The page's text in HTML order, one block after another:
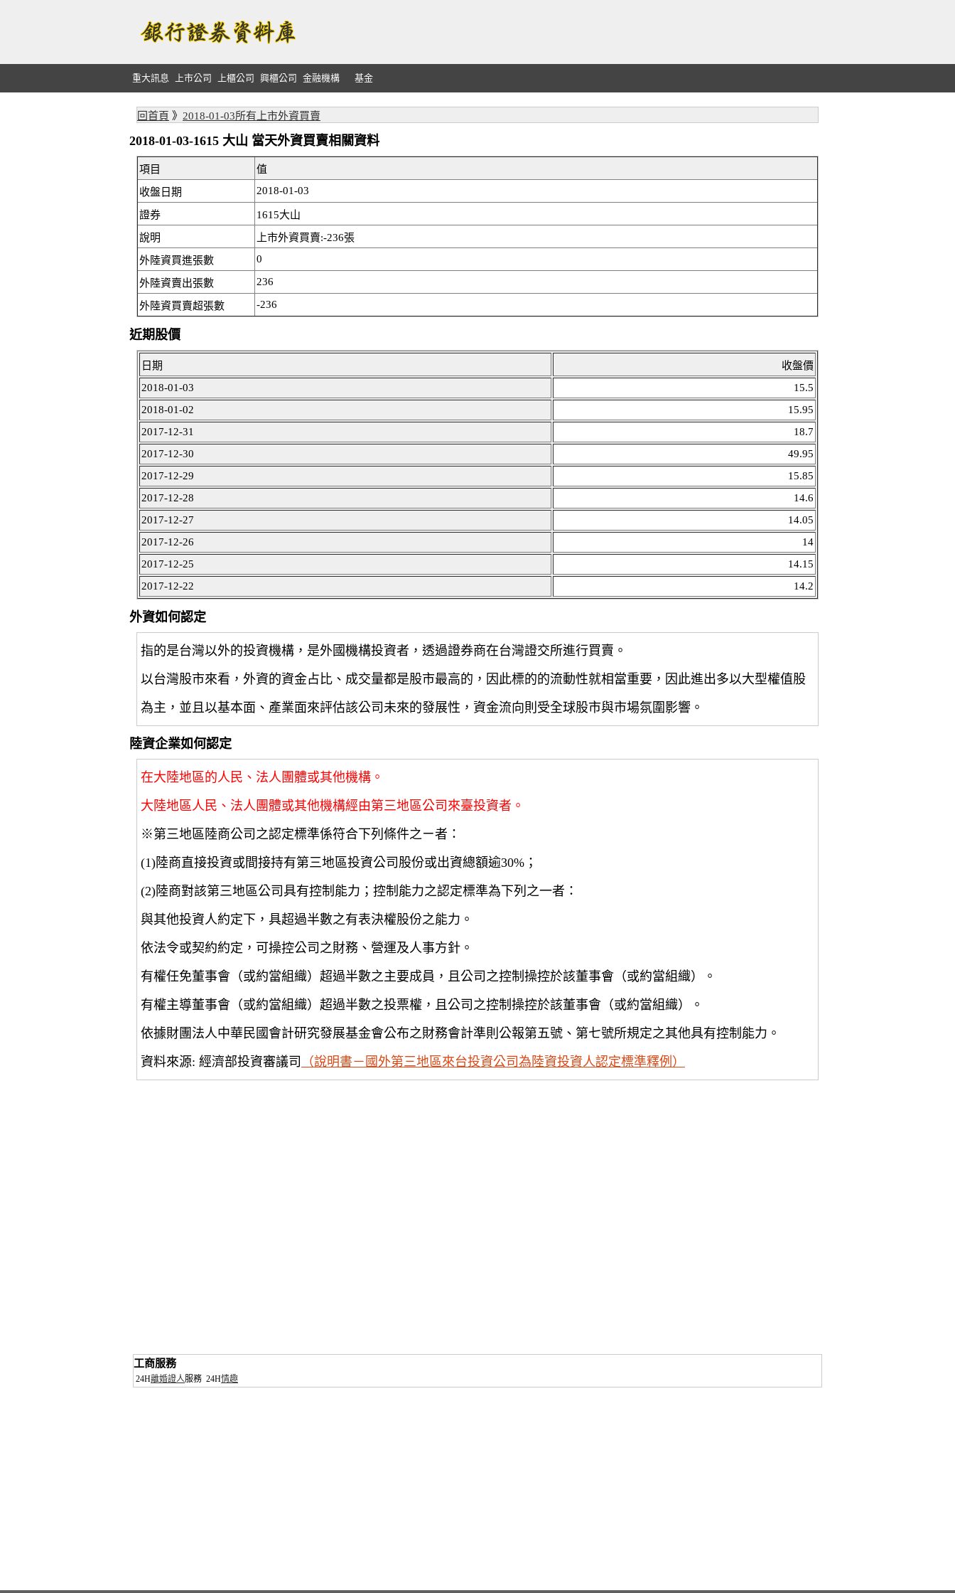
重大訊息 上市公司 上櫃公司 興櫃公司 金融機構 基金
回首頁 》 2018-01-03所有上市外資買賣
2018-01-03-1615 大山 當天外資買賣相關資料
項目
值
收盤日期
2018-01-03
證券
1615大山
說明
上市外資買賣:-236張
外陸資買進張數
0
外陸資賣出張數 236
外陸資買賣超張數 -236
近期股價
日期
收盤價
2018-01-03
15.5
2018-01-02
15.95
2017-12-31
18.7
2017-12-30
49.95
2017-12-29
15.85
2017-12-28
14.6
2017-12-27
14.05
2017-12-26
14
2017-12-25
14.15
2017-12-22
14.2
外資如何認定
指的是台灣以外的投資機構，是外國機構投資者，透過證券商在台灣證交所進行買賣。
以台灣股市來看，外資的資金占比、成交量都是股市最高的，因此標的的流動性就相當重要，因此進出多以大型權值股
為主，並且以基本面、產業面來評估該公司未來的發展性，資金流向則受全球股市與市場氛圍影響。
陸資企業如何認定
在大陸地區的人民、法人團體或其他機構。
大陸地區人民、法人團體或其他機構經由第三地區公司來臺投資者。
※第三地區陸商公司之認定標準係符合下列條件之ㄧ者：
(1)陸商直接投資或間接持有第三地區投資公司股份或出資總額逾30%；
(2)陸商對該第三地區公司具有控制能力；控制能力之認定標準為下列之一者：
與其他投資人約定下，具超過半數之有表決權股份之能力。
依法令或契約約定，可操控公司之財務、營運及人事方針。
有權任免董事會（或約當組織）超過半數之主要成員，且公司之控制操控於該董事會（或約當組織）。
有權主導董事會（或約當組織）超過半數之投票權，且公司之控制操控於該董事會（或約當組織）。
依據財團法人中華民國會計研究發展基金會公布之財務會計準則公報第五號、第七號所規定之其他具有控制能力。
資料來源: 經濟部投資審議司
（說明書－國外第三地區來台投資公司為陸資投資人認定標準釋例）
工商服務
24H離婚證人服務 24H情趣